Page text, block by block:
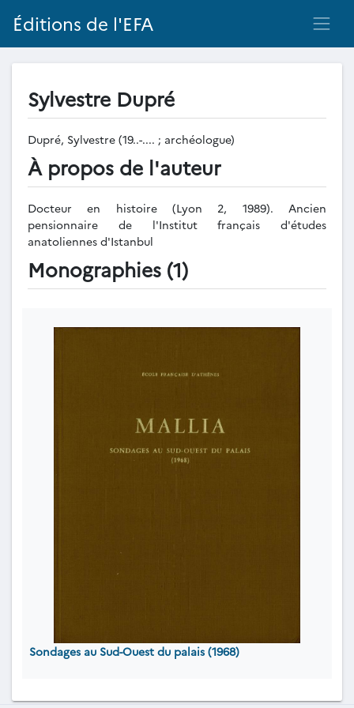
Éditions de l'EFA
Sylvestre Dupré
Dupré, Sylvestre (19..-.... ; archéologue)
À propos de l'auteur
Docteur en histoire (Lyon 2, 1989). Ancien
pensionnaire de l'Institut français d'études
anatoliennes d'Istanbul
Monographies (1)
Sondages au Sud-Ouest du palais (1968)